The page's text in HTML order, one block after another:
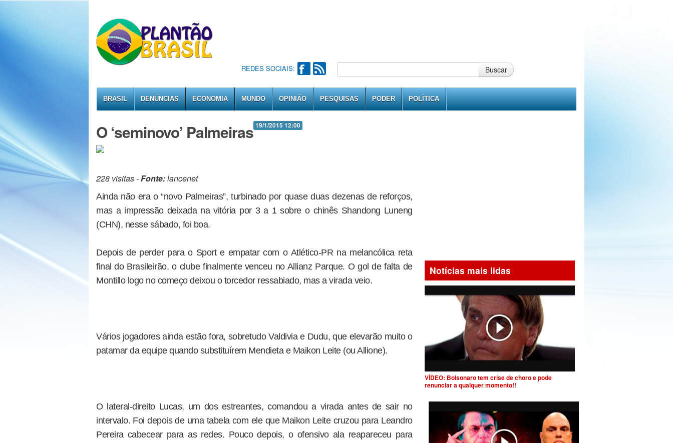
REDES SOCIAIS: Buscar
BRASIL DENÚNCIAS ECONOMIA MUNDO OPINIÃO PESQUISAS PODER POLÍTICA
19/1/2015 12:00
O ‘seminovo’ Palmeiras
228 visitas -Fonte:lancenet
Ainda não era o “novo Palmeiras”, turbinado por quase duas dezenas de reforços,
mas a impressão deixada na vitória por 3 a 1 sobre o chinês Shandong Luneng
(CHN), nesse sábado, foi boa.
Depois de perder para o Sport e empatar com o Atlético-PR na melancólica reta
final do Brasileirão, o clube finalmente venceu no Allianz Parque. O gol de falta de
Montillo logo no começo deixou o torcedor ressabiado, mas a virada veio.
Vários jogadores ainda estão fora, sobretudo Valdivia e Dudu, que elevarão muito o
patamar da equipe quando substituírem Mendieta e Maikon Leite (ou Allione).
O lateral-direito Lucas, um dos estreantes, comandou a virada antes de sair no
intervalo. Foi depois de uma tabela com ele que Maikon Leite cruzou para Leandro
Pereira cabecear para as redes. Pouco depois, o ofensivo ala reapareceu para
Notícias mais lidas
VÍDEO: Bolsonaro tem crise de choro e pode
renunciar a qualquer momento!!